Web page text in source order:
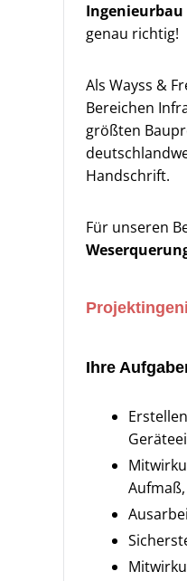
Ingenieurbau
genau richtig!
Als Wayss &
Bereichen
größten
Handschrift.
Für unseren
Ihre